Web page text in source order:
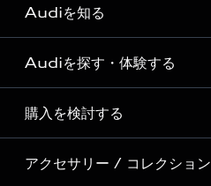
Audiを知る
Audi ブランド
Story of Progress
Audi Sport
Formula 1®
Audiを探す・体験する
ディーラー検索
新車在庫検索
購入を検討する
モデル一覧
アクセサリー / コレクション